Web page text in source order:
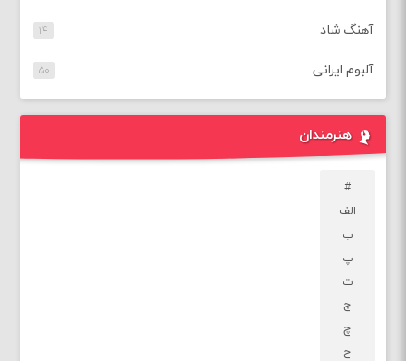
آهنگ شاد ۱۴
آلبوم ایرانی ۵۰
هنرمندان
#
الف
ب
پ
ت
ج
چ
ح